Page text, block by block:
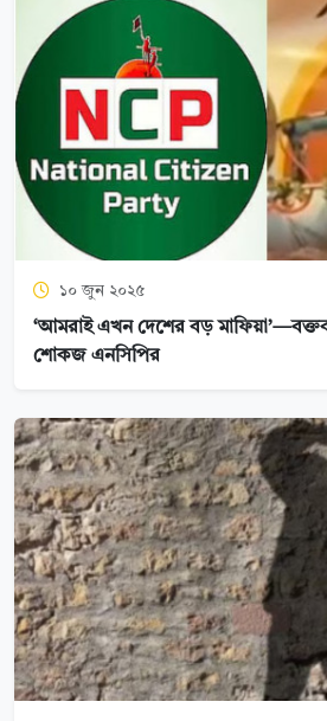
১০ জুন ২০২৫
‘আমরাই এখন দেশের বড়
শোকজ এনসিপির